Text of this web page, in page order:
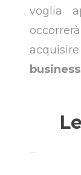
voglia
acquisire
business